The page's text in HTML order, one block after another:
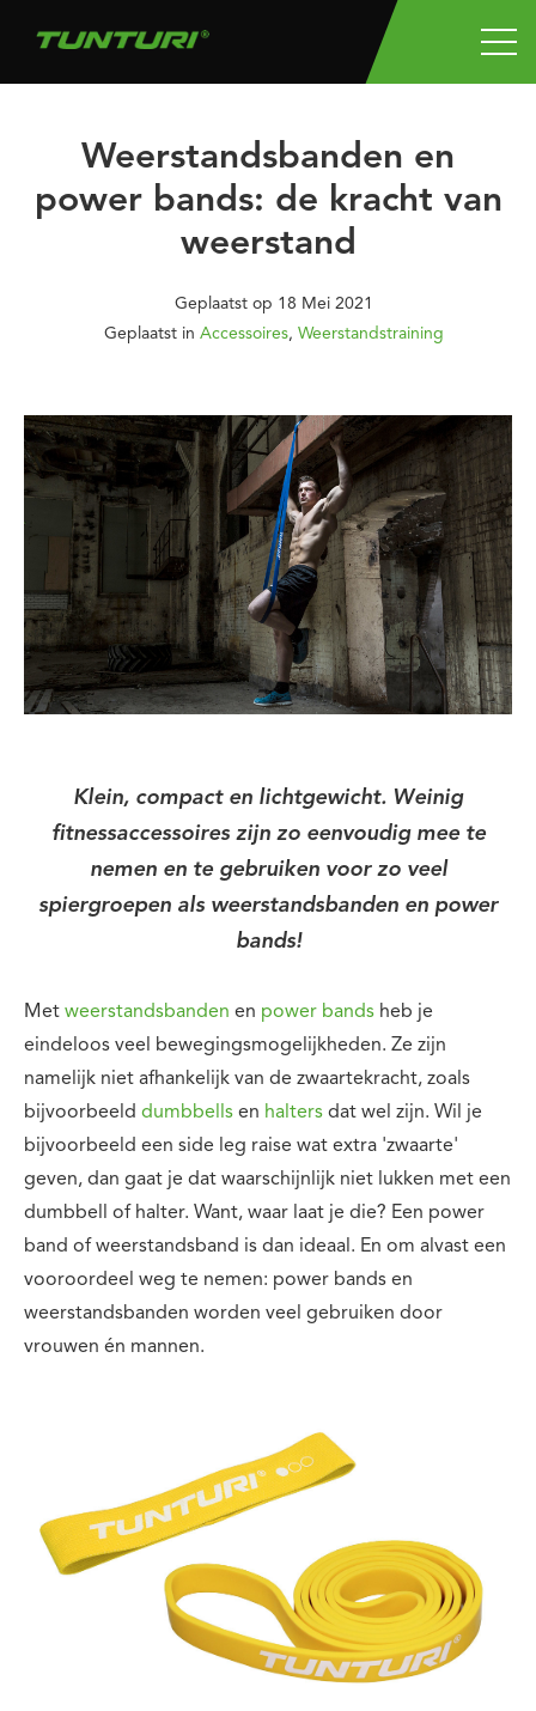
Weerstandsbanden en
power bands: de kracht van
weerstand
Geplaatst op 18 Mei 2021
Geplaatst in Accessoires, Weerstandstraining
Klein, compact en lichtgewicht. Weinig
fitnessaccessoires zijn zo eenvoudig mee te
nemen en te gebruiken voor zo veel
spiergroepen als weerstandsbanden en power
bands!
Met weerstandsbanden en power bands heb je
eindeloos veel bewegingsmogelijkheden. Ze zijn
namelijk niet afhankelijk van de zwaartekracht, zoals
bijvoorbeeld dumbbells en halters dat wel zijn. Wil je
bijvoorbeeld een side leg raise wat extra 'zwaarte'
geven, dan gaat je dat waarschijnlijk niet lukken met een
dumbbell of halter. Want, waar laat je die? Een power
band of weerstandsband is dan ideaal. En om alvast een
vooroordeel weg te nemen: power bands en
weerstandsbanden worden veel gebruiken door
vrouwen én mannen.